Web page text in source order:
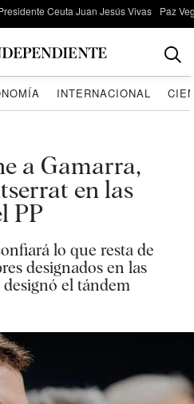
Ceuta Juan Jesús Vivas Paz
INTERNACIONAL
a Gamarra,
en las
PP
lo que resta de
designados en las
el tándem